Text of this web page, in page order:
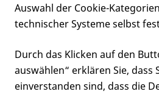
Forschung
Miteinander
Auswahl der Cookie-
technischer Systeme selbst
Durch das Klicken auf den
auswählen“ erklären Sie, dass
einverstanden sind, dass die